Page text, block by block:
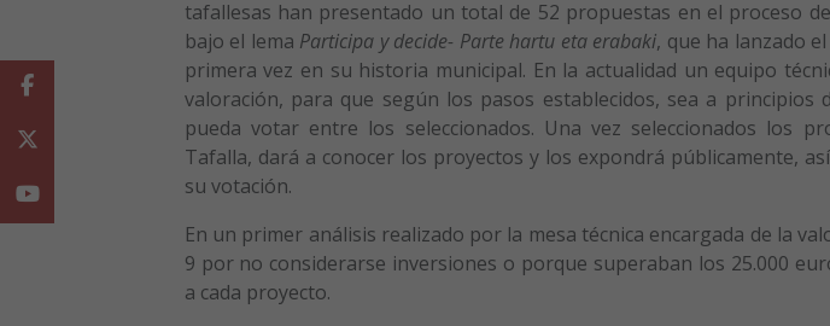
tafallesas han presentado un total de 52 propuestas en el proceso
bajo el lema Participa y decide- Parte hartu eta erabaki, que ha lanzado
primera vez en su historia municipal. En la actualidad un equipo
valoración, para que según los pasos establecidos, sea a principios
pueda votar entre los seleccionados. Una vez seleccionados los
Tafalla, dará a conocer los proyectos y los expondrá públicamente,
su votación.
En un primer análisis realizado por la mesa técnica encargada de la
9 por no considerarse inversiones o porque superaban los 25.000
a cada proyecto.
Facebook
Youtube